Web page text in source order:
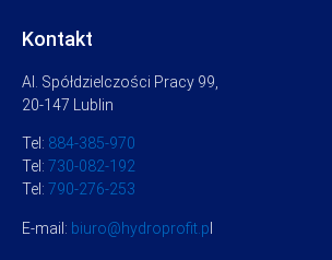
Kontakt
Al. Spółdzielczości Pracy 99,
20-147 Lublin
Tel: 884-385-970
Tel: 730-082-192
Tel: 790-276-253
E-mail: biuro@hydroprofit.p